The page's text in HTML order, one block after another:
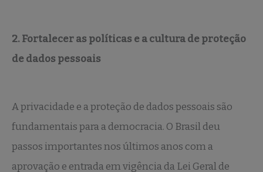
2. Fortalecer as políticas e a cultura de proteção
de dados pessoais
A privacidade e a proteção de dados pessoais são
fundamentais para a democracia. O Brasil deu
passos importantes nos últimos anos com a
aprovação e entrada em vigência da Lei Geral de